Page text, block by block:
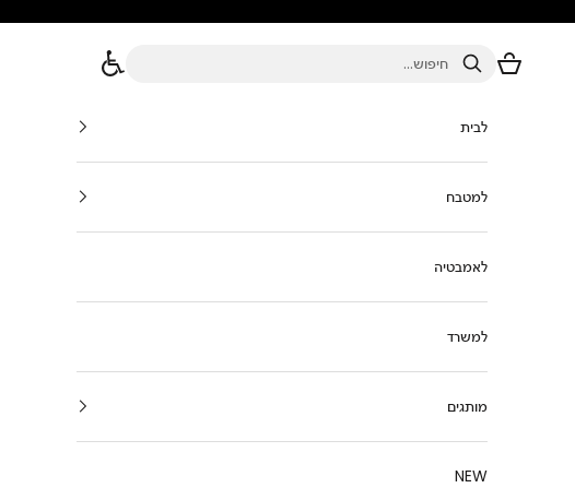
חיפוש
סל הקניות
לבית
למטבח
לאמבטיה
למשרד
מותגים
NEW